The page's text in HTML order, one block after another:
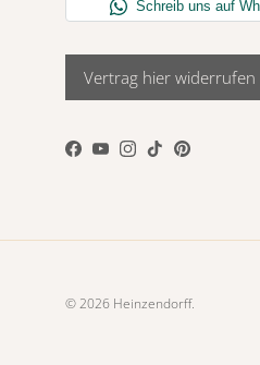
Vertrag hier widerrufen
Facebook
YouTube
Instagram
TikTokPinterest
© 2026 Heinzendorff.